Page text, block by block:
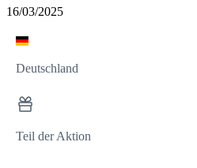
16/03/2025
Deutschland
Teil der Aktion